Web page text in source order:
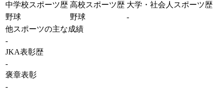
中学校スポーツ歴 高校スポーツ歴 大学・社会人スポーツ歴
野球
野球
-
他スポーツの主な成績
-
JKA表彰歴
-
褒章表彰
-